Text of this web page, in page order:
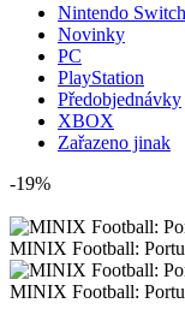
Nintendo
Novinky
PC
PlayStation
Předobjednávky
XBOX
Zařazeno jinak
-19%
MINIX Football:
MINIX Football: